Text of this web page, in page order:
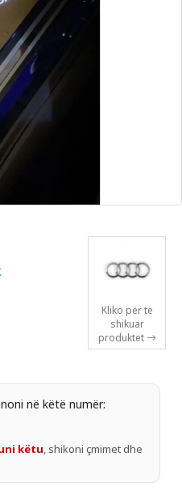
Kliko për të
shikuar
produktet
në këtë numër:
këtu, shikoni çmimet dhe